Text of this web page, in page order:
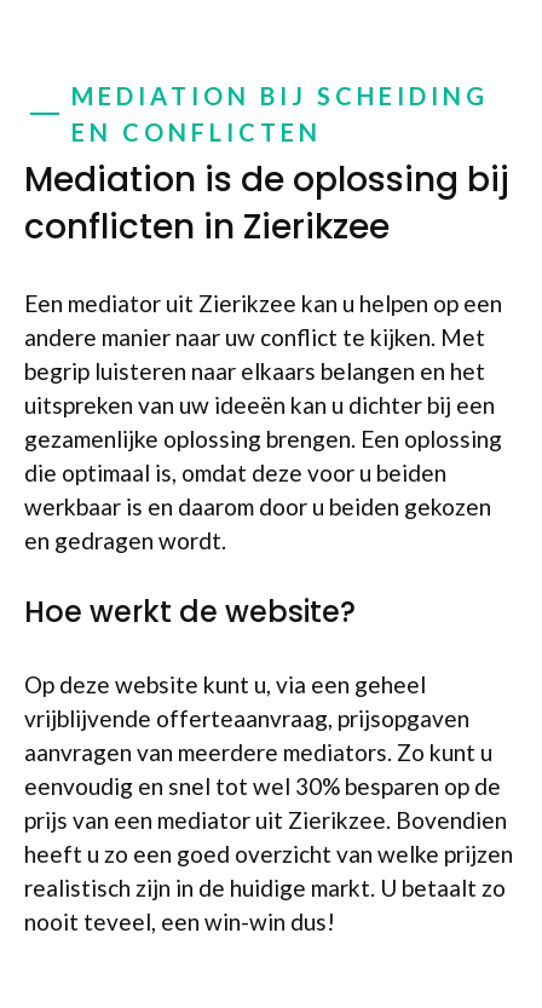
MEDIATION BIJ SCHEIDING
EN CONFLICTEN
Mediation is de oplossing bij
conflicten in Zierikzee
Een mediator uit Zierikzee kan u helpen op een
andere manier naar uw conflict te kijken. Met
begrip luisteren naar elkaars belangen en het
uitspreken van uw ideeën kan u dichter bij een
gezamenlijke oplossing brengen. Een oplossing
die optimaal is, omdat deze voor u beiden
werkbaar is en daarom door u beiden gekozen
en gedragen wordt.
Hoe werkt de website?
Op deze website kunt u, via een geheel
vrijblijvende offerteaanvraag, prijsopgaven
aanvragen van meerdere mediators. Zo kunt u
eenvoudig en snel tot wel 30% besparen op de
prijs van een mediator uit Zierikzee. Bovendien
heeft u zo een goed overzicht van welke prijzen
realistisch zijn in de huidige markt. U betaalt zo
nooit teveel, een win-win dus!